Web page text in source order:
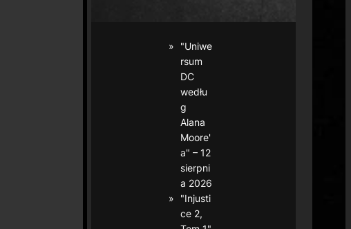
"Uniwe
rsum
DC
wedłu
g
Alana
Moore'
a" – 12
sierpni
a 2026
"Injusti
ce 2,